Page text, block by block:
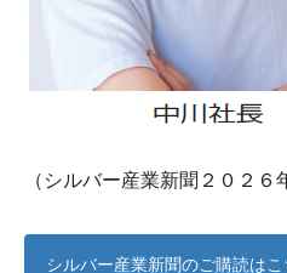
（シルバー産業新聞２０２６
シルバー産業新聞のご購読はこ